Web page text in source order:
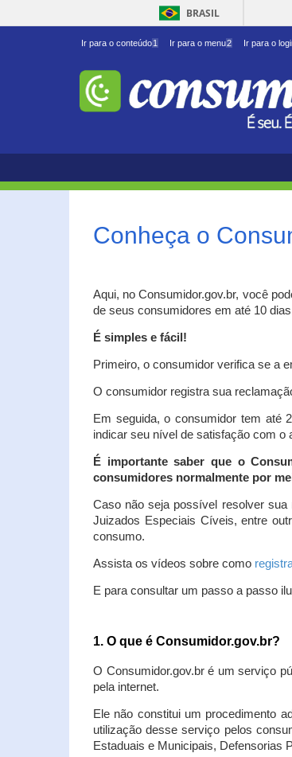
BRASIL
Ir para o conteúdo1 Ir para o menu2 Ir para o
Conheça o
Aqui, no Consumidor.gov.br, você
de seus consumidores em até 10
É simples e fácil!
Primeiro, o consumidor verifica se a
O consumidor registra sua
Em seguida, o consumidor tem até
indicar seu nível de satisfação com o
É importante saber que o
consumidores normalmente por
Caso não seja possível resolver sua
Juizados Especiais Cíveis, entre
consumo.
Assista os vídeos sobre como
E para consultar um passo a passo
1. O que é Consumidor.gov.br?
O Consumidor.gov.br é um serviço
pela internet.
Ele não constitui um procedimento
utilização desse serviço pelos
Estaduais e Municipais, Defensorias